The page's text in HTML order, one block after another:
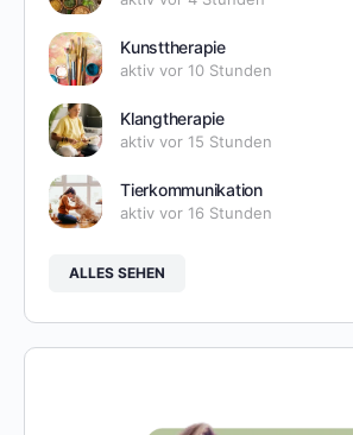
Kunsttherapie
aktiv vor 10 Stunden
Klangtherapie
aktiv vor 15 Stunden
Tierkommunikation
aktiv vor 16 Stunden
ALLES SEHEN